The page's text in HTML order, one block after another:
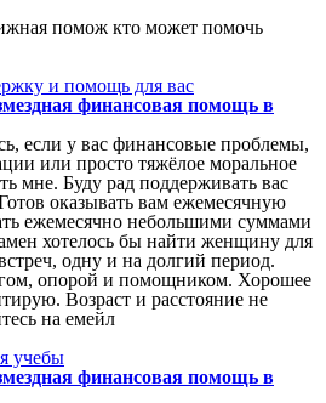
помож кто может помочь
и помощь для вас
финансовая помощь в
если у вас финансовые проблемы,
или просто тяжёлое моральное
мне. Буду рад поддерживать вас
оказывать вам ежемесячную
ежемесячно небольшими суммами
хотелось бы найти женщину для
одну и на долгий период.
опорой и помощником. Хорошее
Возраст и расстояние не
на емейл
учебы
финансовая помощь в